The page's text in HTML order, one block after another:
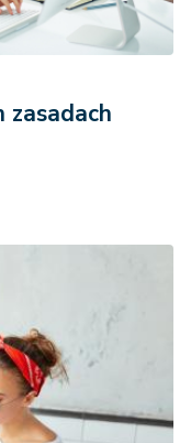
zasadach